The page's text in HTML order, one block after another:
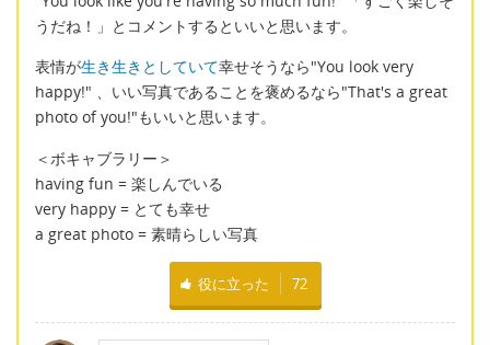
うだね！」とコメントするといいと思います。
表情が生き生きとしていて幸せそうなら"You look very
happy!" 、いい写真であることを褒めるなら"That's a great
photo of you!"もいいと思います。
＜ボキャブラリー＞
having fun = 楽しんでいる
very happy = とても幸せ
a great photo = 素晴らしい写真
役に立った 72